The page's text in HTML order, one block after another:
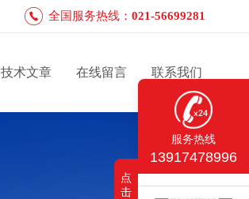
全国服务热线： 021-56699281
技术文章 在线留言 联系我们
服务热线
13917478996
点
击